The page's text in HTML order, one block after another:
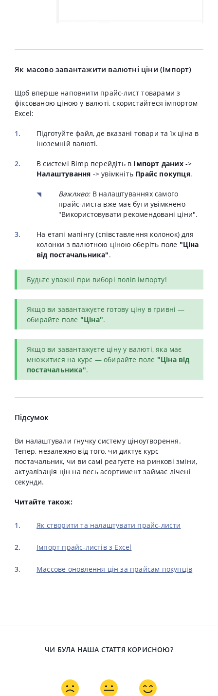
Як масово завантажити валютні ціни (Імпорт)
Щоб вперше наповнити прайс-лист товарами з
фіксованою ціною у валюті, скористайтеся імпортом
Excel:
Підготуйте файл, де вказані товари та їх ціна в
іноземній валюті.
В системі Bimp перейдіть в Імпорт даних->
Налаштування -> увімкніть Прайс покупця.
Важливо:В налаштуваннях самого
прайс-листа вже має бути увімкнено
"Використовувати рекомендовані ціни".
На етапі мапінгу (співставлення колонок) для
колонки з валютною ціною оберіть поле "Ціна
від постачальника".
Будьте уважні при виборі полів імпорту!
Якщо ви завантажуєте готову ціну в гривні —
обирайте поле "Ціна".
Якщо ви завантажуєте ціну у валюті, яка має
множитися на курс — обирайте поле "Ціна від
постачальника".
Підсумок
Ви налаштували гнучку систему ціноутворення.
Тепер, незалежно від того, чи диктує курс
постачальник, чи ви самі реагуєте на ринкові зміни,
актуалізація цін на весь асортимент займає лічені
секунди.
Читайте також:
Як створити та налаштувати прайс-листи
Імпорт прайс-листів з Excel
Массове оновлення цін за прайсам покупців
ЧИ БУЛА НАША СТАТТЯ КОРИСНОЮ?